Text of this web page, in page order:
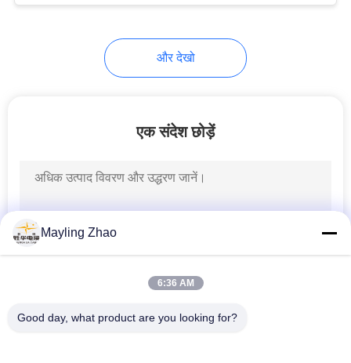
रबड़ शीटहेड केबल
नियंत्रण केबल्स
76
और देखो
एक संदेश छोड़ें
Mayling Zhao
6:36 AM
Good day, what product are you looking for?